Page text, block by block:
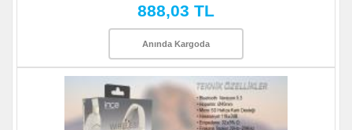
888,03 TL
Anında Kargoda